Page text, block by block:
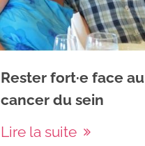
Rester fort·e face au
cancer du sein
Lire la suite